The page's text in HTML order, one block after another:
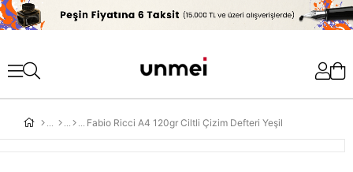
'
Fabio Ricci A4 120gr Ciltli Çizim Defteri Yeşil